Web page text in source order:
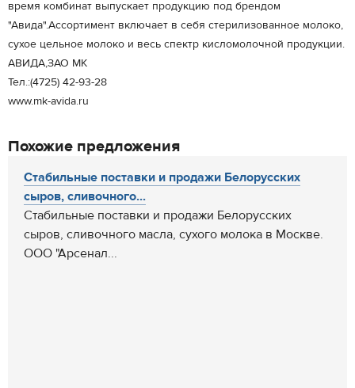
время комбинат выпускает продукцию под брендом
"Авида".Ассортимент включает в себя стерилизованное молоко,
сухое цельное молоко и весь спектр кисломолочной продукции.
АВИДА,ЗАО МК
Тел.:(4725) 42-93-28
www.mk-avida.ru
Похожие предложения
Стабильные поставки и продажи Белорусских
сыров, сливочного...
Стабильные поставки и продажи Белорусских
сыров, сливочного масла, сухого молока в Москве.
ООО "Арсенал...